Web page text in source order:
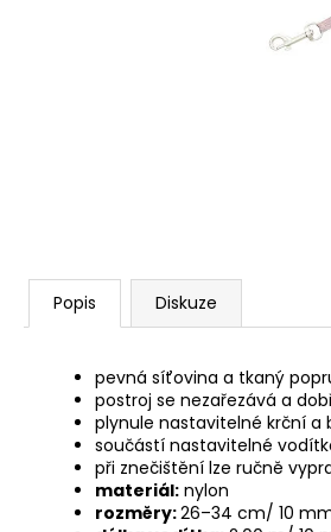
Popis Diskuze
pevná síťovina a tkaný
postroj se nezařezává a
plynule nastavitelné krční a
součástí nastavitelné
při znečištění lze ručně
materiál: nylon
rozměry:26–34 cm/ 10
ALAVIS CBD OIL